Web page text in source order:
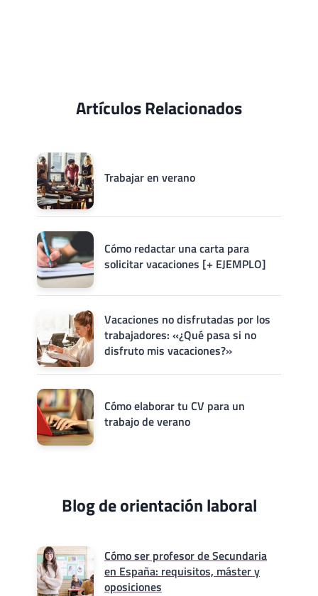
Artículos Relacionados
Trabajar en verano
Cómo redactar una carta para
solicitar vacaciones [+ EJEMPLO]
Vacaciones no disfrutadas por los
trabajadores: «¿Qué pasa si no
disfruto mis vacaciones?»
Cómo elaborar tu CV para un
trabajo de verano
Blog de orientación laboral
Cómo ser profesor de Secundaria
en España: requisitos, máster y
oposiciones